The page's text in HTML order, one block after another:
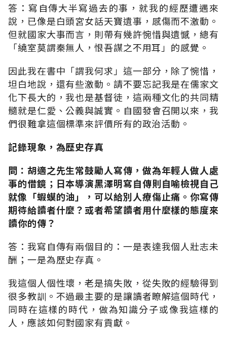
答：寫自傳大半寫過去的事，就我的經歷遭遇來
說，已像是白頭宮女話天寶遺事，感傷而不激動。
但就國家大事而言，則帶有幾許惋惜與遺憾，總有
「繞室莫謂秦無人，恨吾謀之不用耳」的感覺。
因此我在書中「謂我何求」這一部分，除了惋惜，
坦白地說，還有些激動。請不要忘記我是在儒家文
化下長大的，我也是基督徒，這兩種文化的共同精
髓就是仁愛、公義與誠實。自國發會召開以來，我
們很難拿這個標準來評價所有的政治活動。
記錄現象，為歷史存真
問：胡適之先生常鼓勵人寫傳，做為年輕人做人處
事的借鏡；日本導演黑澤明寫自傳則自喻檢視自己
就像「蝦蟆的油」，可以給別人療傷止痛。你寫傳
期待給讀者什麼？或者希望讀者用什麼樣的態度來
讀你的傳？
答：我寫自傳有兩個目的：一是表達我個人壯志未
酬；一是為歷史存真。
我這個人個性壞，老是搞失敗，從失敗的經驗得到
很多教訓。不過最主要的是讓讀者瞭解這個時代，
同時在這樣的時代，做為知識分子或像我這樣的
人，應該如何對國家有貢獻。